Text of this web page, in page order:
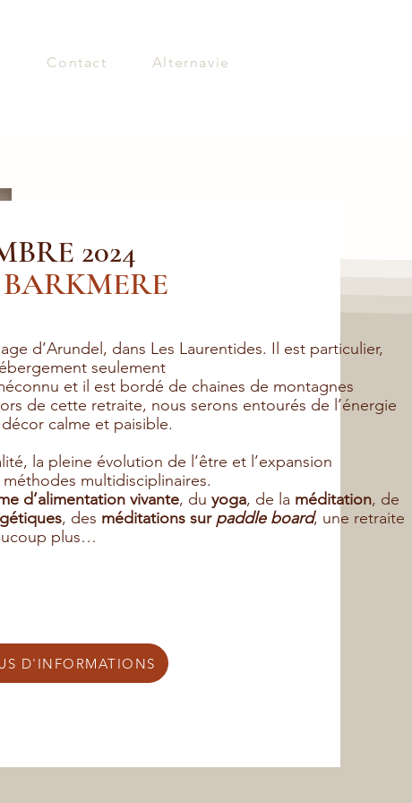
Contact Alternavie
2024
BARKMERE
d’Arundel, dans Les Laurentides. Il est particulier,
seulement
et il est bordé de chaines de montagnes
de cette retraite, nous serons entourés de l’énergie
calme et paisible.
la pleine évolution de l’être et l’expansion
multidisciplinaires.
d’alimentation vivante, duyoga, de la méditation, de
, des méditations sur paddle board, une retraite
plus…
D'INFORMATIONS